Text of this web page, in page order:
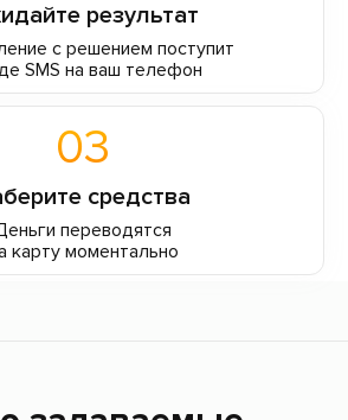
результат
с решением поступит
SMS на ваш телефон
03
средства
переводятся
карту моментально